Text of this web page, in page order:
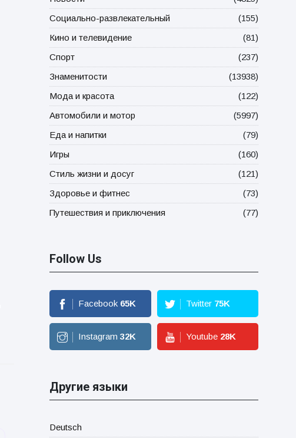
Социально-развлекательный
(155)
Кино и телевидение
(81)
Спорт
(237)
Знаменитости
(13938)
Мода и красота
(122)
Автомобили и мотор
(5997)
Еда и напитки
(79)
Игры
(160)
Стиль жизни и досуг
(121)
Здоровье и фитнес
(73)
Путешествия и приключения
(77)
Follow Us
Facebook 65K Twitter 75K
Instagram 32K Youtube 28K
Другие языки
Deutsch